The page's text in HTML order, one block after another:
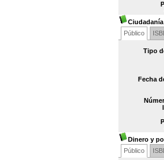
Público
Tipo
Fecha
Dinero y
Público